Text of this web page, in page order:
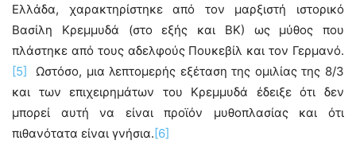
Ελλάδα, χαρακτηρίστηκε από τον μαρξιστή ιστορικό
Βασίλη Κρεμμυδά (στο εξής και ΒΚ) ως μύθος που
πλάστηκε από τους αδελφούς Πουκεβίλ και τον Γερμανό.
[5]
Ωστόσο, μια λεπτομερής εξέταση της ομιλίας της 8/3
και των επιχειρημάτων του Κρεμμυδά έδειξε ότι δεν
μπορεί αυτή να είναι προϊόν μυθοπλασίας και ότι
πιθανότατα είναι γνήσια. [6]